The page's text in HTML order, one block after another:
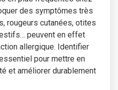
des symptômes très
rougeurs cutanées, otites
peuvent en effet
allergique. Identifier
pour mettre en
et améliorer durablement